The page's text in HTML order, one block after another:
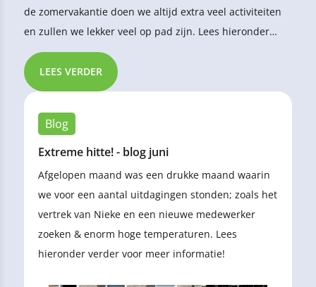
de zomervakantie doen we altijd extra veel activiteiten
en zullen we lekker veel op pad zijn. Lees hieronder
verder voor meer informatie.
LEES VERDER
Blog
Extreme hitte! - blog juni
Afgelopen maand was een drukke maand waarin
we voor een aantal uitdagingen stonden; zoals het
vertrek van Nieke en een nieuwe medewerker
zoeken & enorm hoge temperaturen. Lees
hieronder verder voor meer informatie!